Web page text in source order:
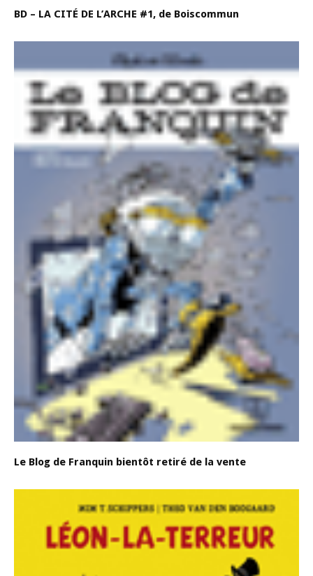
BD – LA CITÉ DE L’ARCHE #1, de Boiscommun
Le Blog de Franquin bientôt retiré de la vente